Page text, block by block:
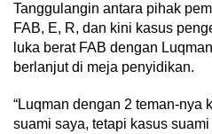
Tanggulangin antara pihak
FAB, E, R, dan kini kasus
luka berat FAB dengan
berlanjut di meja penyidikan.
“Luqman dengan 2 teman-nya
suami saya, tetapi kasus